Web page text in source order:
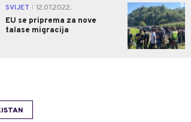
SVIJET
12.07.2022.
EU se priprema za nove
talase migracija
0